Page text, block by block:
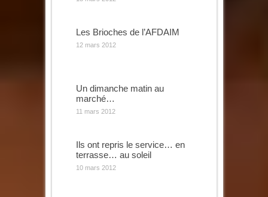
Les Brioches de l’AFDAIM
12 mars 2012
Un dimanche matin au
marché…
11 mars 2012
Ils ont repris le service… en
terrasse… au soleil
10 mars 2012